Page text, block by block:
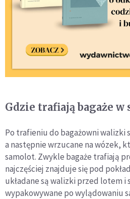
Gdzie trafiają bagaże w
Po trafieniu do bagażowni walizki
a następnie wrzucane na wózek,
samolot. Zwykle bagaże trafiają
najczęściej znajduje się pod
układane są walizki przed lotem i
wypakowywane po wylądowaniu